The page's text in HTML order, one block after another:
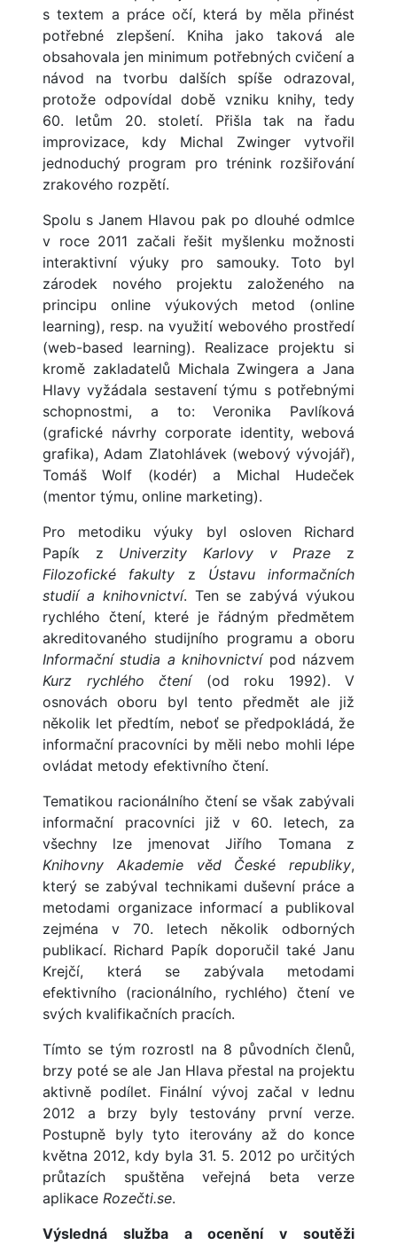
s textem a práce očí, která by měla přinést
potřebné zlepšení. Kniha jako taková ale
obsahovala jen minimum potřebných cvičení a
návod na tvorbu dalších spíše odrazoval,
protože odpovídal době vzniku knihy, tedy
60. letům 20. století. Přišla tak na řadu
improvizace, kdy Michal Zwinger vytvořil
jednoduchý program pro trénink rozšiřování
zrakového rozpětí.
Spolu s Janem Hlavou pak po dlouhé odmlce
v roce 2011 začali řešit myšlenku možnosti
interaktivní výuky pro samouky. Toto byl
zárodek nového projektu založeného na
principu online výukových metod (online
learning), resp. na využití webového prostředí
(web-based learning). Realizace projektu si
kromě zakladatelů Michala Zwingera a Jana
Hlavy vyžádala sestavení týmu s potřebnými
schopnostmi, a to: Veronika Pavlíková
(grafické návrhy corporate identity, webová
grafika), Adam Zlatohlávek (webový vývojář),
Tomáš Wolf (kodér) a Michal Hudeček
(mentor týmu, online marketing).
Pro metodiku výuky byl osloven Richard
Papík z Univerzity Karlovy v Praze z
Filozofické fakulty z Ústavu informačních
studií a knihovnictví. Ten se zabývá výukou
rychlého čtení, které je řádným předmětem
akreditovaného studijního programu a oboru
Informační studia a knihovnictví pod názvem
Kurz rychlého čtení (od roku 1992). V
osnovách oboru byl tento předmět ale již
několik let předtím, neboť se předpokládá, že
informační pracovníci by měli nebo mohli lépe
ovládat metody efektivního čtení.
Tematikou racionálního čtení se však zabývali
informační pracovníci již v 60. letech, za
všechny lze jmenovat Jiřího Tomana z
Knihovny Akademie věd České republiky,
který se zabýval technikami duševní práce a
metodami organizace informací a publikoval
zejména v 70. letech několik odborných
publikací. Richard Papík doporučil také Janu
Krejčí, která se zabývala metodami
efektivního (racionálního, rychlého) čtení ve
svých kvalifikačních pracích.
Tímto se tým rozrostl na 8 původních členů,
brzy poté se ale Jan Hlava přestal na projektu
aktivně podílet. Finální vývoj začal v lednu
2012 a brzy byly testovány první verze.
Postupně byly tyto iterovány až do konce
května 2012, kdy byla 31. 5. 2012 po určitých
průtazích spuštěna veřejná beta verze
aplikace Rozečti.se.
Výsledná služba a ocenění v soutěži